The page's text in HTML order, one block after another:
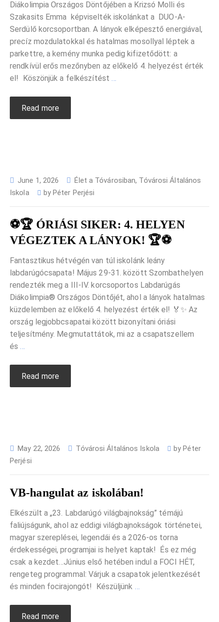
Diákolimpia Országos Döntőjében a Krizsó Molli és
Szakasits Emma képviselték iskolánkat a DUO-A-
Serdülő korcsoportban. A lányok elképesztő energiával,
precíz mozdulatokkal és hatalmas mosollyal léptek a
parkettre, a kemény munka pedig kifizetődött: a
rendkívül erős mezőnyben az előkelő 4. helyezést érték
el! Köszönjük a felkészítést…
Read more
June 1, 2026 Élet a Tóvárosiban, Tóvárosi Általános
Iskola
byPéter Perjési
⚽️🏆 ÓRIÁSI SIKER: 4. HELYEN
VÉGEZTEK A LÁNYOK! 🏆⚽️
Fantasztikus hétvégén van túl iskolánk leány
labdarúgócsapata! Május 29-31. között Szombathelyen
rendezték meg a III-IV. korcsoportos Labdarúgás
Diákolimpia® Országos Döntőjét, ahol a lányok hatalmas
küzdelemben az előkelő 4. helyezést érték el! 🏅✨ Az
ország legjobbcsapatai között bizonyítani óriási
teljesítmény. Megmutattátok, mi az a csapatszellem
és…
Read more
May 22, 2026 Tóvárosi Általános Iskola byPéter
Perjési
VB-hangulat az iskolában!
Elkészült a „23. Labdarúgó világbajnokság” témájú
faliújságunk, ahol az eddigi világbajnokságok történetei,
magyar szereplései, legendái és a 2026-os torna
érdekességei, programjai is helyet kaptak! És ez még
csak a kezdet…Június első hetében indul a FOCI HÉT,
rengeteg programmal: Várjuk a csapatok jelentkezését
és minden focirajongót! Készüljünk …
Read more